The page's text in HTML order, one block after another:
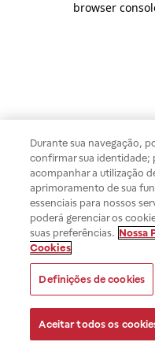
browser
Durante sua navegação,
confirmar sua identidade;
acompanhar a utilização
aprimoramento de sua
essenciais para nossos
poderá gerenciar os
suas preferências. Nossa
Cookies
Definições de cookies
Aceitar todos os